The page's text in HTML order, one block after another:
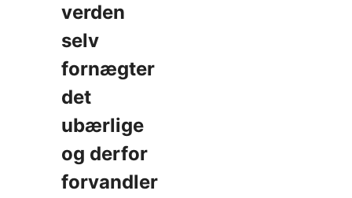
verden
selv
fornægter
det
ubærlige
og derfor
forvandler